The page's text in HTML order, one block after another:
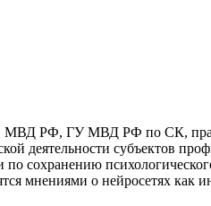
МВД РФ, ГУ МВД РФ по СК,
деятельности субъектов
сохранению
мнениями о нейросетях как